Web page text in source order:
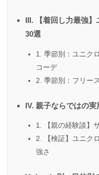
III. 【着回し力最強】
30選
1. 季節別：ユニク
コーデ
2. 季節別：フリー
IV. 親子ならではの
1. 【親の経験談】
2. 【検証】ユニク
強さ